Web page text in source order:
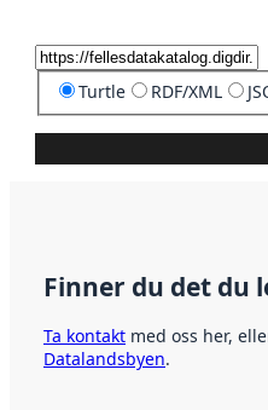
Turtle RDF/XML
Finner du det du
Ta kontakt med oss her,
Datalandsbyen.